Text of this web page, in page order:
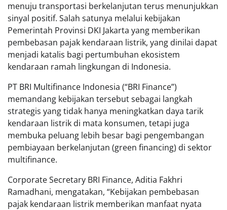
menuju transportasi berkelanjutan terus menunjukkan
sinyal positif. Salah satunya melalui kebijakan
Pemerintah Provinsi DKI Jakarta yang memberikan
pembebasan pajak kendaraan listrik, yang dinilai dapat
menjadi katalis bagi pertumbuhan ekosistem
kendaraan ramah lingkungan di Indonesia.
PT BRI Multifinance Indonesia (“BRI Finance”)
memandang kebijakan tersebut sebagai langkah
strategis yang tidak hanya meningkatkan daya tarik
kendaraan listrik di mata konsumen, tetapi juga
membuka peluang lebih besar bagi pengembangan
pembiayaan berkelanjutan (green financing) di sektor
multifinance.
Corporate Secretary BRI Finance, Aditia Fakhri
Ramadhani, mengatakan, “Kebijakan pembebasan
pajak kendaraan listrik memberikan manfaat nyata